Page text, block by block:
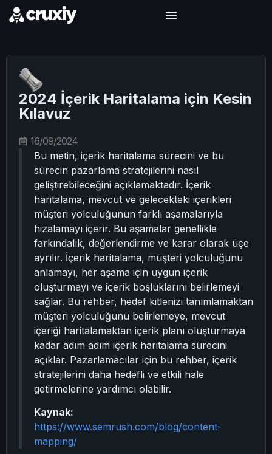
2024 İçerik Haritalama için Kesin
Kılavuz
16/09/2024
Bu metin, içerik haritalama sürecini ve bu
sürecin pazarlama stratejilerini nasıl
geliştirebileceğini açıklamaktadır. İçerik
haritalama, mevcut ve gelecekteki içerikleri
müşteri yolculuğunun farklı aşamalarıyla
hizalamayı içerir. Bu aşamalar genellikle
farkındalık, değerlendirme ve karar olarak üçe
ayrılır. İçerik haritalama, müşteri yolculuğunu
anlamayı, her aşama için uygun içerik
oluşturmayı ve içerik boşluklarını belirlemeyi
sağlar. Bu rehber, hedef kitlenizi tanımlamaktan
müşteri yolculuğunu belirlemeye, mevcut
içeriği haritalamaktan içerik planı oluşturmaya
kadar adım adım içerik haritalama sürecini
açıklar. Pazarlamacılar için bu rehber, içerik
stratejilerini daha hedefli ve etkili hale
getirmelerine yardımcı olabilir.
Kaynak:
https://www.semrush.com/blog/content-
mapping/